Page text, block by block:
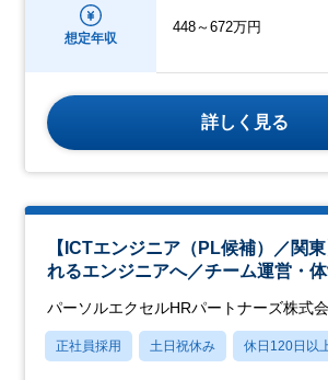
想定年収
448～672万円
詳しく見る
【ICTエンジニア（PL候補）／関
れるエンジニアへ／チーム運営・
パーソルエクセルHRパートナーズ株式
正社員採用 土日祝休み 休日120日以